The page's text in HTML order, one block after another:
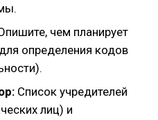
чем планирует
определения кодов
Список учредителей
лиц) и